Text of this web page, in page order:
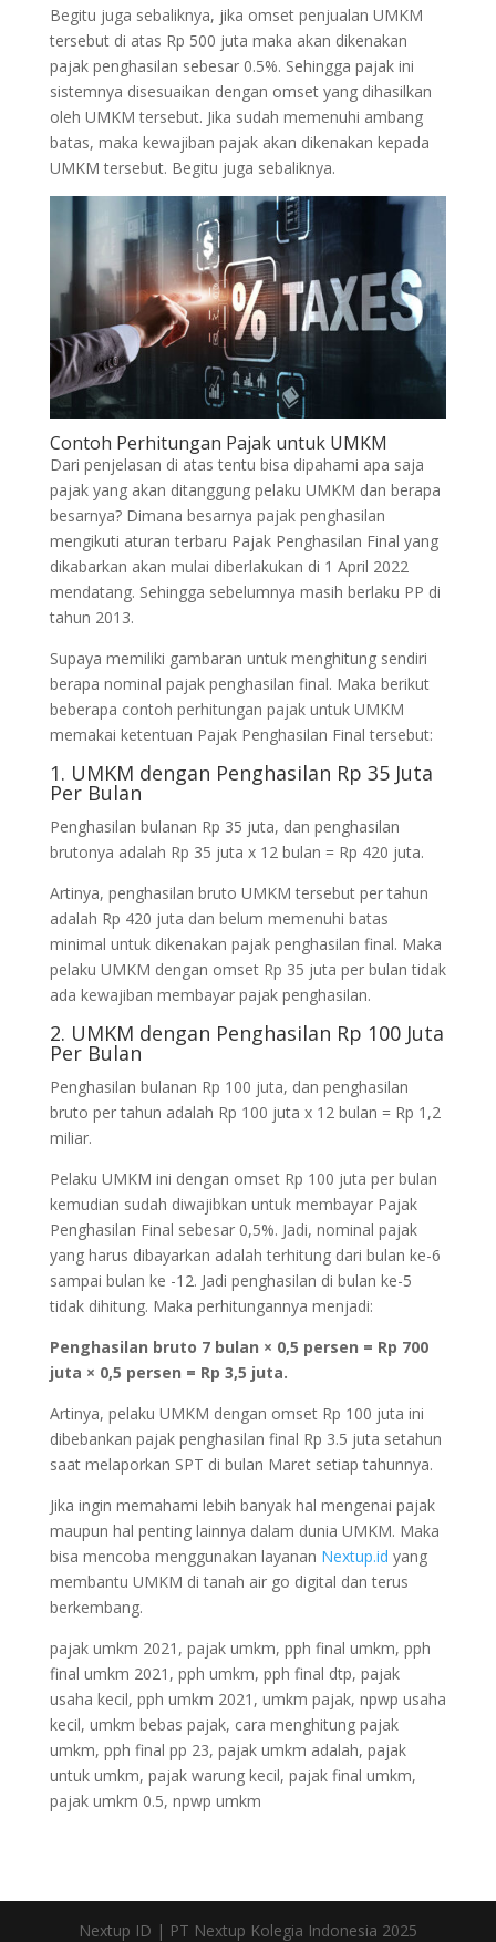
Begitu juga sebaliknya, jika omset penjualan UMKM
tersebut di atas Rp 500 juta maka akan dikenakan
pajak penghasilan sebesar 0.5%. Sehingga pajak ini
sistemnya disesuaikan dengan omset yang dihasilkan
oleh UMKM tersebut. Jika sudah memenuhi ambang
batas, maka kewajiban pajak akan dikenakan kepada
UMKM tersebut. Begitu juga sebaliknya.
Contoh Perhitungan Pajak untuk UMKM
Dari penjelasan di atas tentu bisa dipahami apa saja
pajak yang akan ditanggung pelaku UMKM dan berapa
besarnya? Dimana besarnya pajak penghasilan
mengikuti aturan terbaru Pajak Penghasilan Final yang
dikabarkan akan mulai diberlakukan di 1 April 2022
mendatang. Sehingga sebelumnya masih berlaku PP di
tahun 2013.
Supaya memiliki gambaran untuk menghitung sendiri
berapa nominal pajak penghasilan final. Maka berikut
beberapa contoh perhitungan pajak untuk UMKM
memakai ketentuan Pajak Penghasilan Final tersebut:
1. UMKM dengan Penghasilan Rp 35 Juta
Per Bulan
Penghasilan bulanan Rp 35 juta, dan penghasilan
brutonya adalah Rp 35 juta x 12 bulan = Rp 420 juta.
Artinya, penghasilan bruto UMKM tersebut per tahun
adalah Rp 420 juta dan belum memenuhi batas
minimal untuk dikenakan pajak penghasilan final. Maka
pelaku UMKM dengan omset Rp 35 juta per bulan tidak
ada kewajiban membayar pajak penghasilan.
2. UMKM dengan Penghasilan Rp 100 Juta
Per Bulan
Penghasilan bulanan Rp 100 juta, dan penghasilan
bruto per tahun adalah Rp 100 juta x 12 bulan = Rp 1,2
miliar.
Pelaku UMKM ini dengan omset Rp 100 juta per bulan
kemudian sudah diwajibkan untuk membayar Pajak
Penghasilan Final sebesar 0,5%. Jadi, nominal pajak
yang harus dibayarkan adalah terhitung dari bulan ke-6
sampai bulan ke -12. Jadi penghasilan di bulan ke-5
tidak dihitung. Maka perhitungannya menjadi:
Penghasilan bruto 7 bulan × 0,5 persen = Rp 700
juta × 0,5 persen = Rp 3,5 juta.
Artinya, pelaku UMKM dengan omset Rp 100 juta ini
dibebankan pajak penghasilan final Rp 3.5 juta setahun
saat melaporkan SPT di bulan Maret setiap tahunnya.
Jika ingin memahami lebih banyak hal mengenai pajak
maupun hal penting lainnya dalam dunia UMKM. Maka
bisa mencoba menggunakan layanan Nextup.id yang
membantu UMKM di tanah air go digital dan terus
berkembang.
pajak umkm 2021, pajak umkm, pph final umkm, pph
final umkm 2021, pph umkm, pph final dtp, pajak
usaha kecil, pph umkm 2021, umkm pajak, npwp usaha
kecil, umkm bebas pajak, cara menghitung pajak
umkm, pph final pp 23, pajak umkm adalah, pajak
untuk umkm, pajak warung kecil, pajak final umkm,
pajak umkm 0.5, npwp umkm
Nextup ID | PT Nextup Kolegia Indonesia 2025